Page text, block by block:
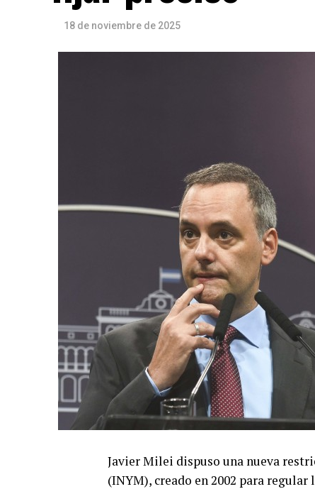
18 de noviembre de 2025
Javier Milei dispuso una nueva
(INYM), creado en 2002 para